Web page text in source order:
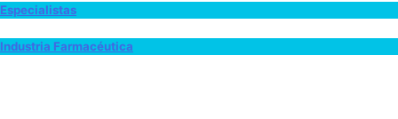
Especialistas
Industria Farmacéutica